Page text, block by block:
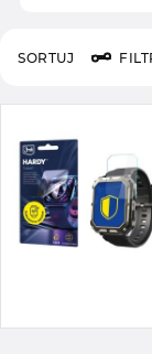
SORTUJ